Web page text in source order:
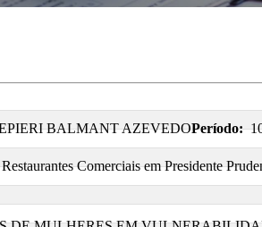
BALMANT AZEVEDOPeríodo:
Comerciais em Presidente